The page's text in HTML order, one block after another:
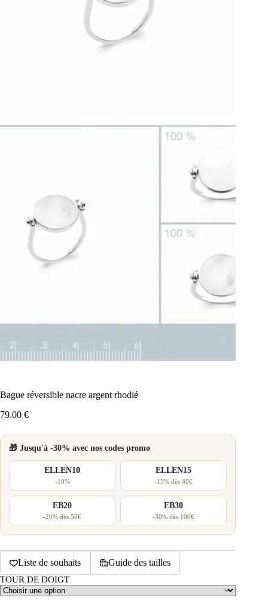
Bague réversible nacre argent rhodié
79.00 €
🎁 Jusqu'à -30% avec nos codes promo
ELLEN10
-10%
ELLEN15
-15% dès 40€
EB20
-20% dès 50€
EB30
-30% dès 100€
Liste de souhaits Guide des tailles
TOUR DE DOIGT